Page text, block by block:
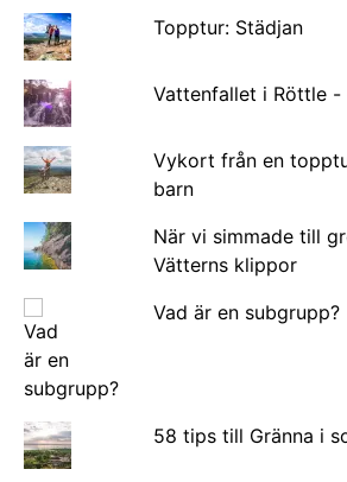
Topptur: Städjan
Vattenfallet i Röttle
Vykort från en
barn
När vi simmade till
Vätterns klippor
Vad är en subgrupp?
58 tips till Gränna i